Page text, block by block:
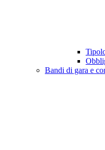
Bandi di gara e